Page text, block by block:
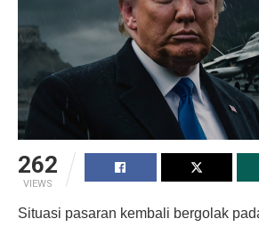
262
VIEWS
Situasi pasaran kembali bergolak